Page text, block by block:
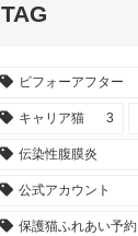
TAG
ビフォーアフター
キャリア猫 3
伝染性腹膜炎
公式アカウント
保護猫ふれあい予約